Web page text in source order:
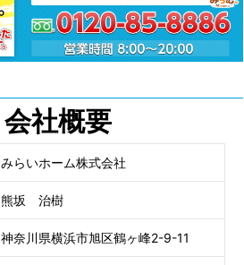
会社概要
みらいホーム株式会社
熊坂 治樹
神奈川県横浜市旭区鶴ヶ峰2-9-11